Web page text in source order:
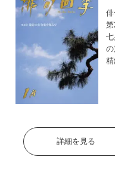
精
詳細を見る